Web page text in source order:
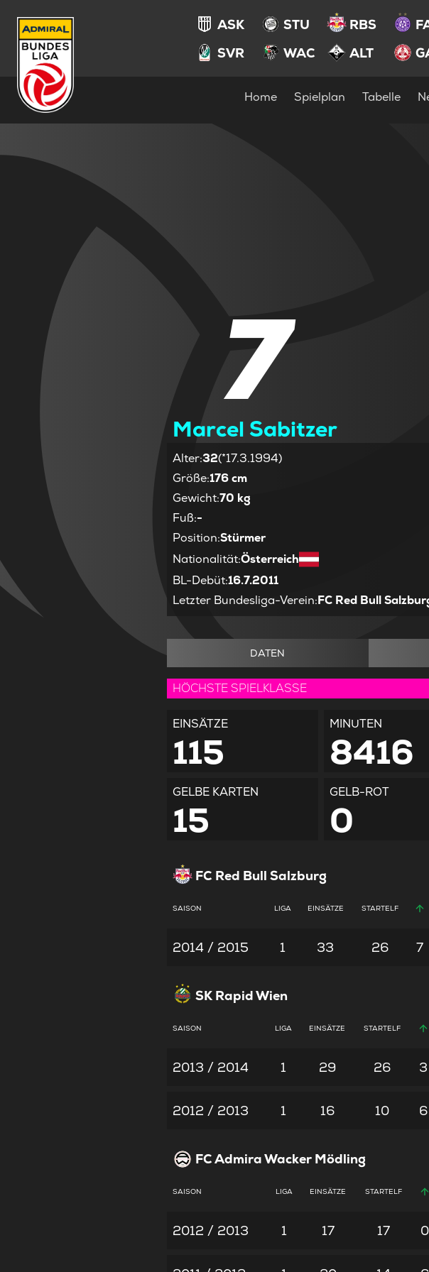
ASK STU RBS
SVR
WAC ALT
Home Spielplan Tabelle
7
Marcel Sabitzer
Alter:32(*17.3.1994)
Größe:176 cm
Gewicht:70 kg
Fuß:-
Position:Stürmer
Nationalität:Österreich
BL-Debüt:16.7.2011
Letzter Bundesliga-Verein:FC Red Bull
DATEN
HÖCHSTE SPIELKLASSE
EINSÄTZE
115
MINUTEN
8416
GELBE KARTEN
15
GELB-ROT
0
FC Red Bull Salzburg
SAISON LIGA EINSÄTZE STARTELF
2014 / 2015 1 33 26 7
SK Rapid Wien
SAISON LIGA EINSÄTZE STARTELF
2013 / 2014 1 29 26 3
2012 / 2013 1 16 10 6
FC Admira Wacker Mödling
SAISON LIGA EINSÄTZE STARTELF
2012 / 2013 1 17 17 0